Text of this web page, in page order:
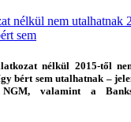
nélkül 2015-től
bért sem utalhatnak –
valamint a